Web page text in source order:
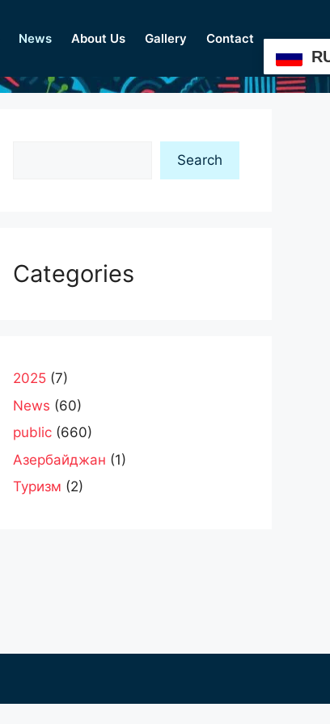
News About Us Gallery Contact
Search
Categories
2025 (7)
News (60)
public (660)
Азербайджан (1)
Туризм (2)